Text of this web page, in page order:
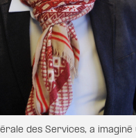
des Services, a